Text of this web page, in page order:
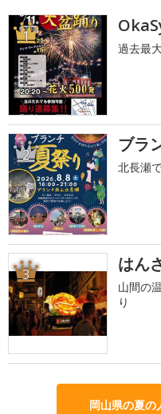
1
過去最
2 ブラ
北長瀬
3 はん
山間の
り
岡山県の夏の